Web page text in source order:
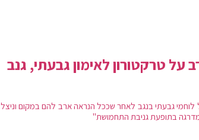
על טרקטורון לאימון גבעתי, גנב
לוחמי גבעתי בנגב לאחר שככל הנראה ארב להם במקום וניצל
מדרגה בתופעת גניבת התחמושת"